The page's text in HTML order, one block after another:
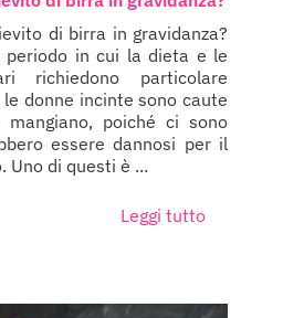
di birra in gravidanza?
periodo in cui la dieta e le
richiedono particolare
donne incinte sono caute
poiché ci sono
essere dannosi per il
Uno di questi è ...
Leggi tutto